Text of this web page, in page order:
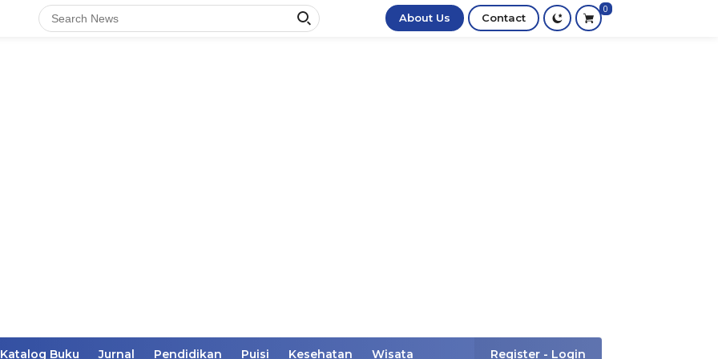
About Us Contact
0
Katalog Buku Jurnal Pendidikan Puisi Kesehatan Wisata Register - Login